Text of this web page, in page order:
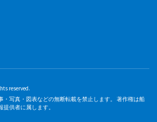
reserved.
・写真・図表などの無断転載を禁止します。 著作権は船
供者に属します。